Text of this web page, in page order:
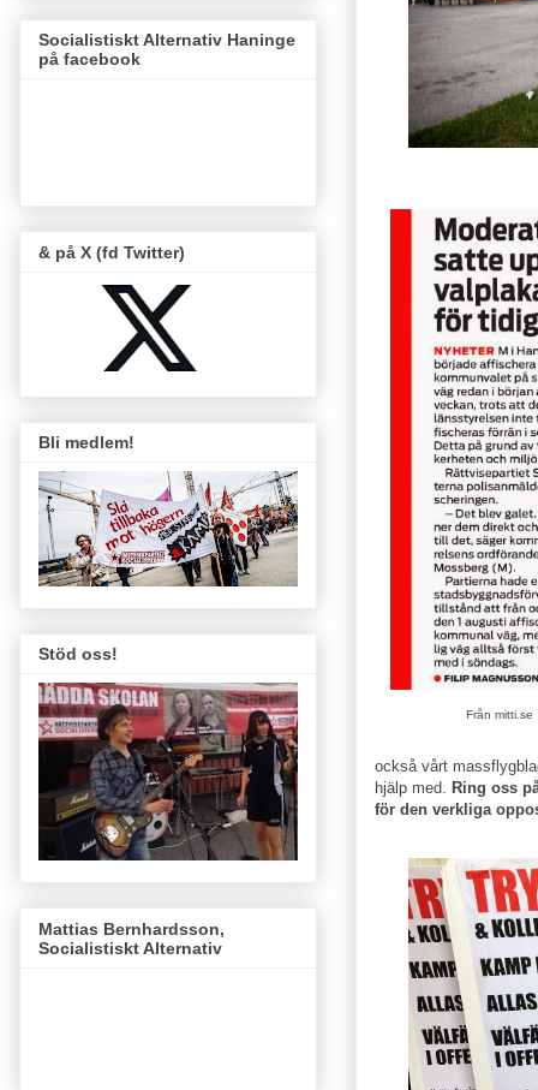
Från mitti.se
också vårt
hjälp med. Ring oss
för den verkliga
Socialistiskt Alternativ Haninge
på facebook
& på X (fd Twitter)
Bli medlem!
Stöd oss!
Mattias Bernhardsson,
Socialistiskt Alternativ